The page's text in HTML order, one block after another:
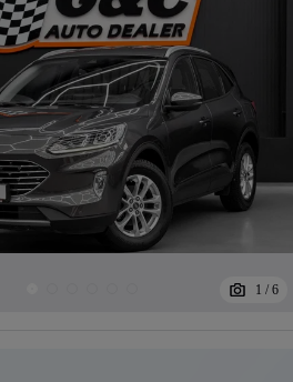
Eligibil pentru
finantare
1 / 6